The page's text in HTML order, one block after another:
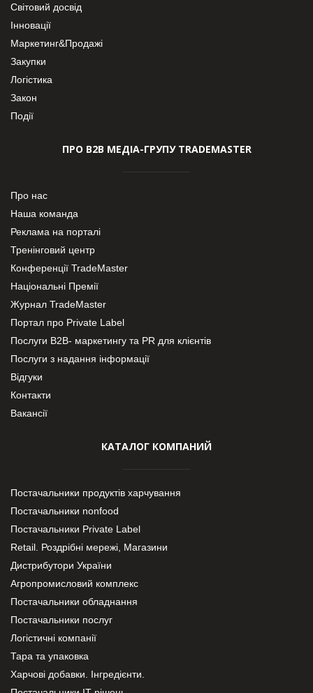
Світовий досвід
Інновації
Маркетинг&Продажі
Закупки
Логістика
Закон
Події
ПРО В2В МЕДІА-ГРУПУ TRADEMASTER
Про нас
Наша команда
Реклама на порталі
Тренінговий центр
Конференції TradeMaster
Національні Премії
Журнал TradeMaster
Портал про Private Label
Послуги В2В- маркетингу та PR для клієнтів
Послуги з надання інформації
Відгуки
Контакти
Вакансії
КАТАЛОГ КОМПАНИЙ
Постачальники продуктів харчування
Постачальники nonfood
Постачальники Private Label
Retail. Роздрібні мережі, Магазини
Дистрибутори України
Агропромисловий комплекс
Постачальники обладнання
Постачальники послуг
Логістичні компанії
Тара та упаковка
Харчові добавки. Інгредієнти.